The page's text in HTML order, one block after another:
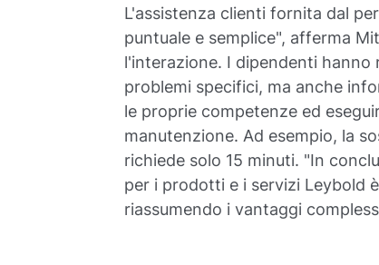
L'assistenza clienti fornita dal
puntuale e semplice", afferma
l'interazione. I dipendenti
problemi specifici, ma anche
le proprie competenze ed
manutenzione. Ad esempio, la
richiede solo 15 minuti. "In
per i prodotti e i servizi Leybold
riassumendo i vantaggi